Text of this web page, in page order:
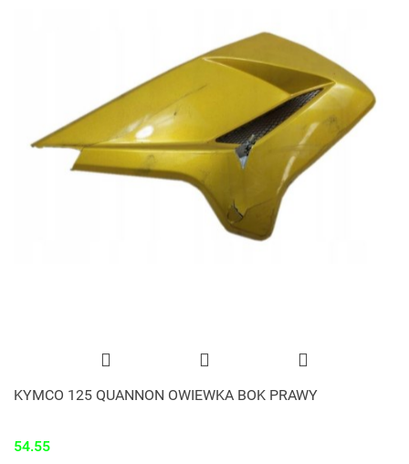
KYMCO 125 QUANNON OWIEWKA BOK PRAWY
54.55